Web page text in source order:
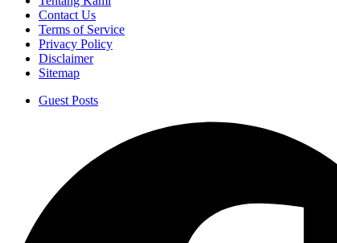
Contact Us
Terms of Service
Privacy Policy
Disclaimer
Sitemap
Guest Posts